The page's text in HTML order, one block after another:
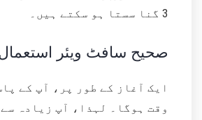
3 گنا سستا ہو سکتے ہیں۔
صحیح سافٹ ویئر
ایک آغاز کے طور پر، آپ کے
وقت ہوگا۔ لہذا، آپ زیادہ